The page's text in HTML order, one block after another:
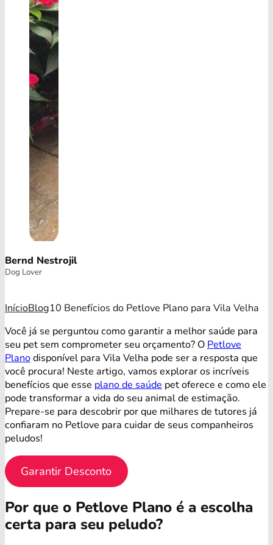
Bernd Nestrojil
Dog Lover
InícioBlog10 Benefícios do Petlove Plano para Vila Velha
Você já se perguntou como garantir a melhor saúde para
seu pet sem comprometer seu orçamento? O Petlove
Planodisponível para Vila Velha pode ser a resposta que
você procura! Neste artigo, vamos explorar os incríveis
benefícios que esse plano de saúde pet oferece e como ele
pode transformar a vida do seu animal de estimação.
Prepare-se para descobrir por que milhares de tutores já
confiaram no Petlove para cuidar de seus companheiros
peludos!
Garantir Desconto
Por que o Petlove Plano é a escolha
certa para seu peludo?